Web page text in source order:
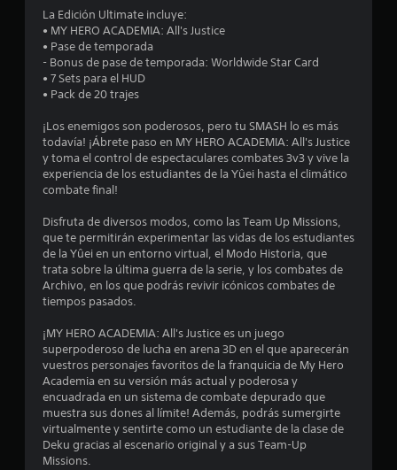
i
o
3
.
6
e
s
t
La Edición Ultimate incluye:
• MY HERO ACADEMIA: All's Justice
• Pase de temporada
- Bonus de pase de temporada: Worldwide Star Card
• 7 Sets para el HUD
• Pack de 20 trajes
¡Los enemigos son poderosos, pero tu SMASH lo es más
todavía! ¡Ábrete paso en MY HERO ACADEMIA: All's Justice
y toma el control de espectaculares combates 3v3 y vive la
experiencia de los estudiantes de la Yûei hasta el climático
combate final!
Disfruta de diversos modos, como las Team Up Missions,
que te permitirán experimentar las vidas de los estudiantes
de la Yûei en un entorno virtual, el Modo Historia, que
trata sobre la última guerra de la serie, y los combates de
Archivo, en los que podrás revivir icónicos combates de
tiempos pasados.
¡MY HERO ACADEMIA: All's Justice es un juego
superpoderoso de lucha en arena 3D en el que aparecerán
vuestros personajes favoritos de la franquicia de My Hero
Academia en su versión más actual y poderosa y
encuadrada en un sistema de combate depurado que
muestra sus dones al límite! Además, podrás sumergirte
virtualmente y sentirte como un estudiante de la clase de
Deku gracias al escenario original y a sus Team-Up
Missions.